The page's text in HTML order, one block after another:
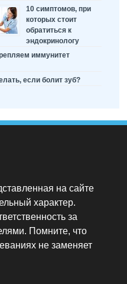
10 симптомов, при
которых стоит
обратиться к
эндокринологу
иммунитет
если болит зуб?
на сайте
характер.
за
Помните, что
не заменяет